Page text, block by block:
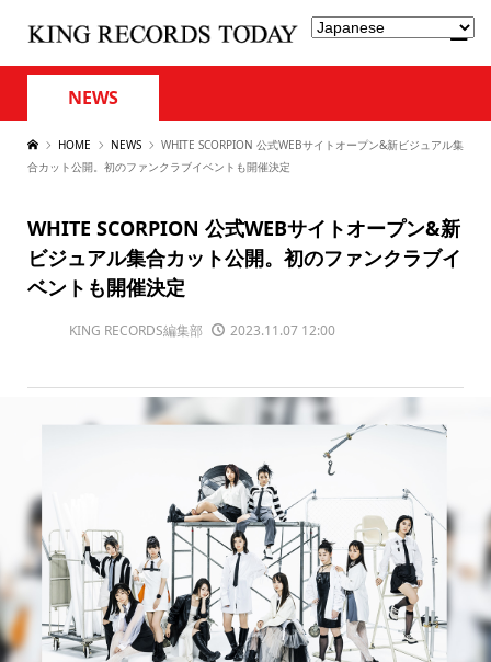
NEWS
HOME NEWS
WHITE SCORPION 公式WEBサイトオープン&新ビジュアル集
合カット公開。初のファンクラブイベントも開催決定
WHITE SCORPION 公式WEBサイトオープン&新
ビジュアル集合カット公開。初のファンクラブイ
ベントも開催決定
KING RECORDS編集部 2023.11.07 12:00